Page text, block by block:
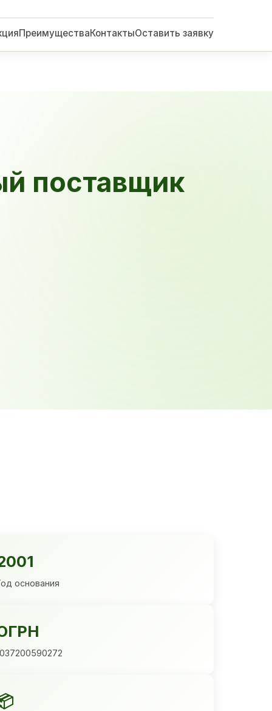
ПреимуществаКонтактыОставить заявку
поставщик
основания